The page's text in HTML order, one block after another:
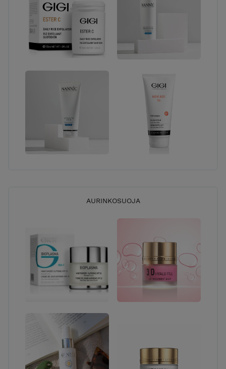
löytymiseksi myös puhelimitse 0404124439
AURINKOSUOJA